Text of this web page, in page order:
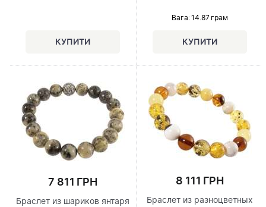
Вага: 14.87 грам
7 811 ГРН
Браслет из шариков янтаря
8 111 ГРН
Браслет из разноцветных